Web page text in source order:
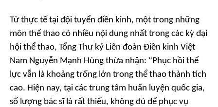
Từ thực tế tại đội tuyển điền kinh, một trong những
môn thể thao có nhiều nội dung nhất trong các kỳ đại
hội thể thao, Tổng Thư ký Liên đoàn Điền kinh Việt
Nam Nguyễn Mạnh Hùng thừa nhận: “Phục hồi thể
lực vẫn là khoảng trống lớn trong thể thao thành tích
cao. Hiện nay, tại các trung tâm huấn luyện quốc gia,
số lượng bác sĩ là rất thiếu, không đủ để phục vụ